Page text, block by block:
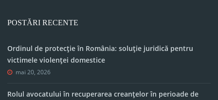
POSTĂRI RECENTE
Ordinul de protecție în România: soluție juridică pentru
victimele violenței domestice
mai 20, 2026
Rolul avocatului în recuperarea creanțelor în perioade de